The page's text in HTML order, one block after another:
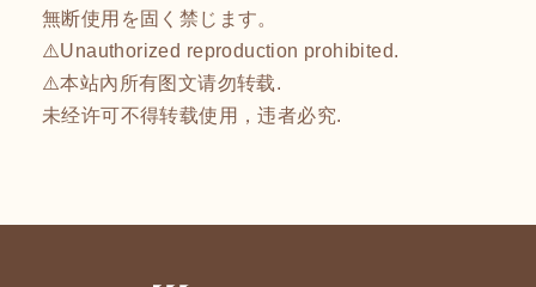
無断使用を固く禁じます。
⚠️Unauthorized reproduction prohibited.
⚠️本站內所有图文请勿转载.
未经许可不得转载使用，违者必究.